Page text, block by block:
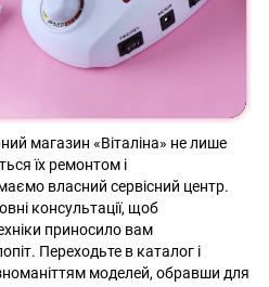
магазин «Віталіна» не лише
їх ремонтом і
власний сервісний центр.
консультації, щоб
приносило вам
Переходьте в каталог і
моделей, обравши для